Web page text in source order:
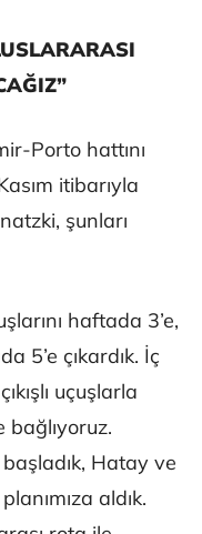
Porto hattını
itibarıyla
şunları
haftada 3’e,
5’e çıkardık. İç
uçuşlarla
bağlıyoruz.
Hatay ve
aldık.